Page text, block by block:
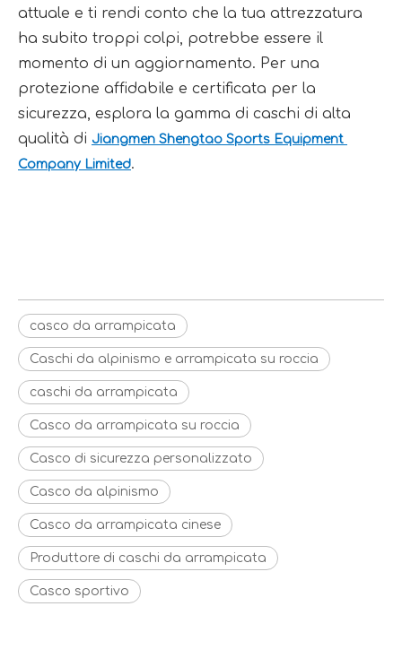
attuale e ti rendi conto che la tua attrezzatura
ha subito troppi colpi, potrebbe essere il
momento di un aggiornamento. Per una
protezione affidabile e certificata per la
sicurezza, esplora la gamma di caschi di alta
qualità di Jiangmen Shengtao Sports Equipment
Company Limited.
casco da arrampicata
Caschi da alpinismo e arrampicata su roccia
caschi da arrampicata
Casco da arrampicata su roccia
Casco di sicurezza personalizzato
Casco da alpinismo
Casco da arrampicata cinese
Produttore di caschi da arrampicata
Casco sportivo